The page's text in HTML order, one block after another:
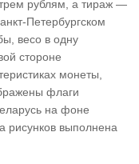
рублям, а тираж —
Петербургском
весо в одну
стороне
монеты,
флаги
на фоне
рисунков выполнена